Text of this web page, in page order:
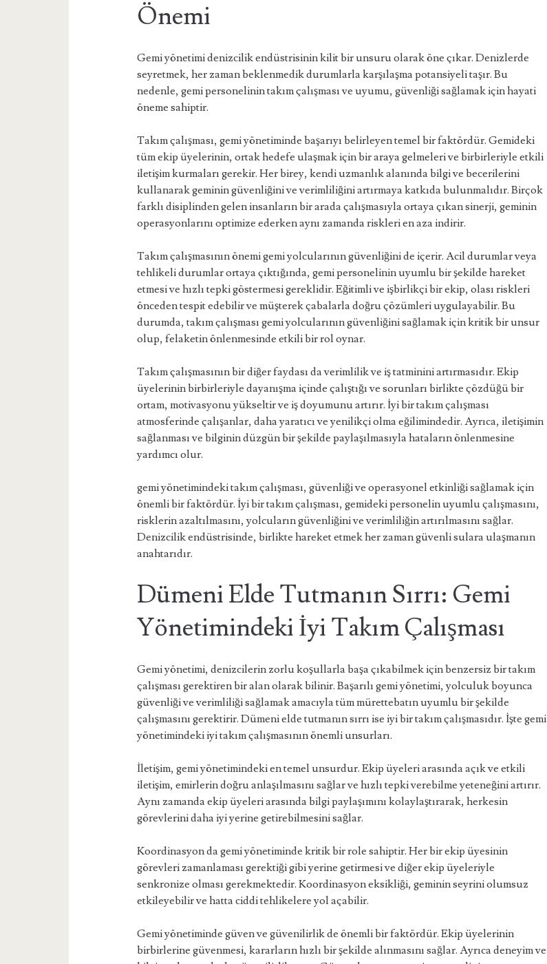
Önemi
Gemi yönetimi denizcilik endüstrisinin kilit bir unsuru olarak öne çıkar. Denizlerde
seyretmek, her zaman beklenmedik durumlarla karşılaşma potansiyeli taşır. Bu
nedenle, gemi personelinin takım çalışması ve uyumu, güvenliği sağlamak için hayati
öneme sahiptir.
Takım çalışması, gemi yönetiminde başarıyı belirleyen temel bir faktördür. Gemideki
tüm ekip üyelerinin, ortak hedefe ulaşmak için bir araya gelmeleri ve birbirleriyle etkili
iletişim kurmaları gerekir. Her birey, kendi uzmanlık alanında bilgi ve becerilerini
kullanarak geminin güvenliğini ve verimliliğini artırmaya katkıda bulunmalıdır. Birçok
farklı disiplinden gelen insanların bir arada çalışmasıyla ortaya çıkan sinerji, geminin
operasyonlarını optimize ederken aynı zamanda riskleri en aza indirir.
Takım çalışmasının önemi gemi yolcularının güvenliğini de içerir. Acil durumlar veya
tehlikeli durumlar ortaya çıktığında, gemi personelinin uyumlu bir şekilde hareket
etmesi ve hızlı tepki göstermesi gereklidir. Eğitimli ve işbirlikçi bir ekip, olası riskleri
önceden tespit edebilir ve müşterek çabalarla doğru çözümleri uygulayabilir. Bu
durumda, takım çalışması gemi yolcularının güvenliğini sağlamak için kritik bir unsur
olup, felaketin önlenmesinde etkili bir rol oynar.
Takım çalışmasının bir diğer faydası da verimlilik ve iş tatminini artırmasıdır. Ekip
üyelerinin birbirleriyle dayanışma içinde çalıştığı ve sorunları birlikte çözdüğü bir
ortam, motivasyonu yükseltir ve iş doyumunu artırır. İyi bir takım çalışması
atmosferinde çalışanlar, daha yaratıcı ve yenilikçi olma eğilimindedir. Ayrıca, iletişimin
sağlanması ve bilginin düzgün bir şekilde paylaşılmasıyla hataların önlenmesine
yardımcı olur.
gemi yönetimindeki takım çalışması, güvenliği ve operasyonel etkinliği sağlamak için
önemli bir faktördür. İyi bir takım çalışması, gemideki personelin uyumlu çalışmasını,
risklerin azaltılmasını, yolcuların güvenliğini ve verimliliğin artırılmasını sağlar.
Denizcilik endüstrisinde, birlikte hareket etmek her zaman güvenli sulara ulaşmanın
anahtarıdır.
Dümeni Elde Tutmanın Sırrı: Gemi
Yönetimindeki İyi Takım Çalışması
Gemi yönetimi, denizcilerin zorlu koşullarla başa çıkabilmek için benzersiz bir takım
çalışması gerektiren bir alan olarak bilinir. Başarılı gemi yönetimi, yolculuk boyunca
güvenliği ve verimliliği sağlamak amacıyla tüm mürettebatın uyumlu bir şekilde
çalışmasını gerektirir. Dümeni elde tutmanın sırrı ise iyi bir takım çalışmasıdır. İşte gemi
yönetimindeki iyi takım çalışmasının önemli unsurları.
İletişim, gemi yönetimindeki en temel unsurdur. Ekip üyeleri arasında açık ve etkili
iletişim, emirlerin doğru anlaşılmasını sağlar ve hızlı tepki verebilme yeteneğini artırır.
Aynı zamanda ekip üyeleri arasında bilgi paylaşımını kolaylaştırarak, herkesin
görevlerini daha iyi yerine getirebilmesini sağlar.
Koordinasyon da gemi yönetiminde kritik bir role sahiptir. Her bir ekip üyesinin
görevleri zamanlaması gerektiği gibi yerine getirmesi ve diğer ekip üyeleriyle
senkronize olması gerekmektedir. Koordinasyon eksikliği, geminin seyrini olumsuz
etkileyebilir ve hatta ciddi tehlikelere yol açabilir.
Gemi yönetiminde güven ve güvenilirlik de önemli bir faktördür. Ekip üyelerinin
birbirlerine güvenmesi, kararların hızlı bir şekilde alınmasını sağlar. Ayrıca deneyim ve